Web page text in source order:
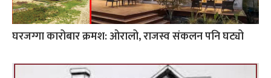
घरजग्गा कारोबार क्रमश: ओरालो, राजस्व संकलन पनि घट्यो